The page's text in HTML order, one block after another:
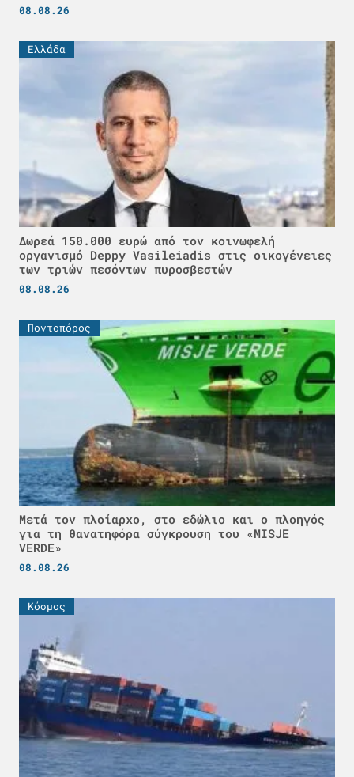
08.08.26
Ελλάδα
Δωρεά 150.000 ευρώ από τον κοινωφελή
οργανισμό Deppy Vasileiadis στις οικογένειες
των τριών πεσόντων πυροσβεστών
08.08.26
Ποντοπόρος
Μετά τον πλοίαρχο, στο εδώλιο και ο πλοηγός
για τη θανατηφόρα σύγκρουση του «MISJE
VERDE»
08.08.26
Κόσμος